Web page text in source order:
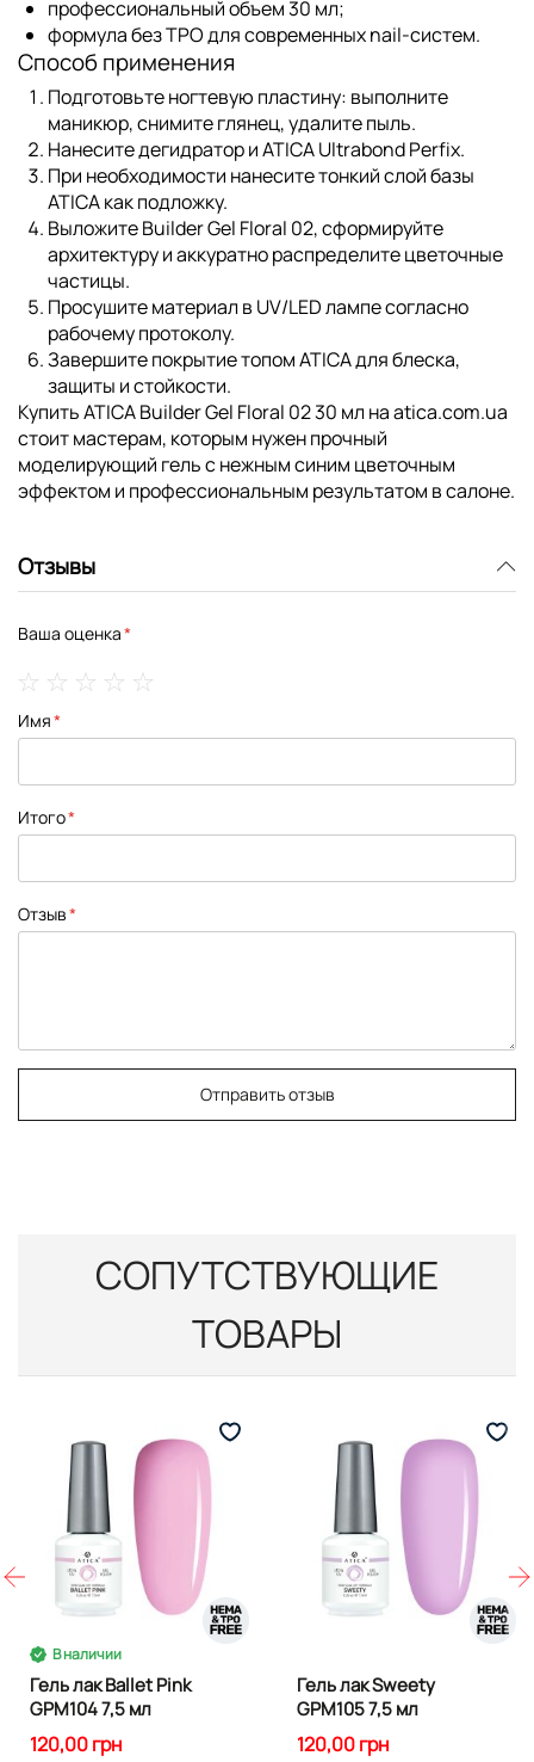
профессиональный объем 30 мл;
формула без TPO для современных nail-систем.
Способ применения
Подготовьте ногтевую пластину: выполните
маникюр, снимите глянец, удалите пыль.
Нанесите дегидратор иATICA Ultrabond Perfix.
При необходимости нанесите тонкий слой базы
ATICA как подложку.
Выложите Builder Gel Floral 02, сформируйте
архитектуру и аккуратно распределите цветочные
частицы.
Просушите материал в UV/LED лампе согласно
рабочему протоколу.
Завершите покрытие топом ATICA для блеска,
защиты и стойкости.
Купить ATICA Builder Gel Floral 02 30 мл на atica.com.ua
стоит мастерам, которым нужен прочный
моделирующий гель с нежным синим цветочным
эффектом и профессиональным результатом в салоне.
Отзывы
Ваша оценка
star
stars
stars
stars
stars
Имя
Итого
Отзыв
Отправить отзыв
СОПУТСТВУЮЩИЕ
ТОВАРЫ
В наличии
Гель лак Ballet Pink
GPM104 7,5 мл
120,00 грн
Гель лак Sweety
GPM105 7,5 мл
120,00 грн